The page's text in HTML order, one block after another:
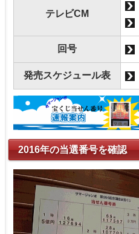
テレビCM
回号
発売スケジュール表
2016年の当選番号を確認